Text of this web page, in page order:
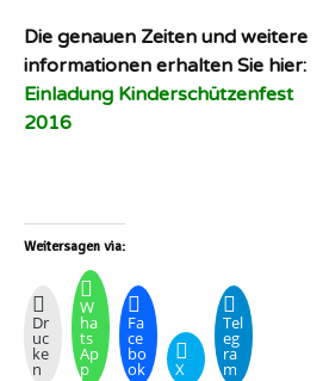
Die genauen Zeiten und weitere
informationen erhalten Sie hier:
Einladung Kinderschützenfest
2016
Weitersagen via:
Dr
uc
ke
n
W
ha
ts
Ap
p
Fa
ce
bo
ok X
Tel
eg
ra
m